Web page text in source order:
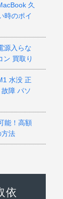
久
時のポイ
源入らな
ン 買取り
水没 正
障 パソ
能！高額
方法
依